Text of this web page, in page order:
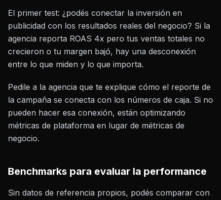
El primer test: ¿podés conectar la inversión en
publicidad con los resultados reales del negocio? Si la
agencia reporta ROAS 4x pero tus ventas totales no
crecieron o tu margen bajó, hay una desconexión
entre lo que miden y lo que importa.
Pedile a la agencia que te explique cómo el reporte de
la campaña se conecta con los números de caja. Si no
pueden hacer esa conexión, están optimizando
métricas de plataforma en lugar de métricas de
negocio.
Benchmarks para evaluar la performance
Sin datos de referencia propios, podés comparar con